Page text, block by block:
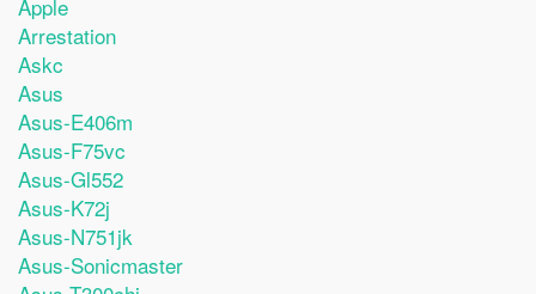
Apple
Arrestation
Askc
Asus
Asus-E406m
Asus-F75vc
Asus-Gl552
Asus-K72j
Asus-N751jk
Asus-Sonicmaster